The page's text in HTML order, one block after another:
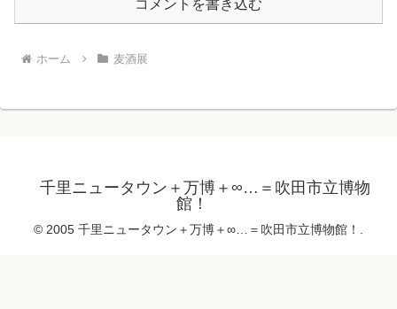
コメントを書き込む
ホーム 麦酒展
千里ニュータウン＋万博＋∞…＝吹田市立博物
館！
© 2005 千里ニュータウン＋万博＋∞…＝吹田市立博物館！.